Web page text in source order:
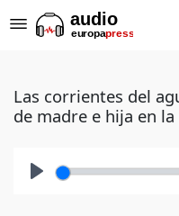
Las corrientes del
de madre e hija en